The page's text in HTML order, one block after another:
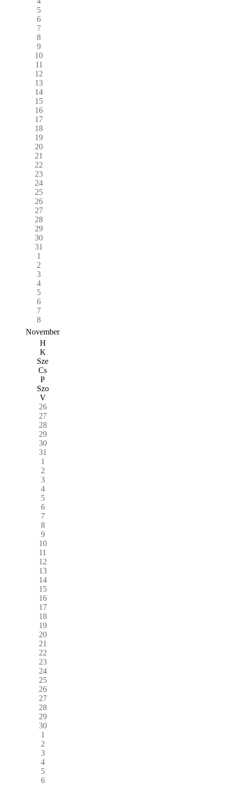
5
6
7
8
9
10
11
12
13
14
15
16
17
18
19
20
21
22
23
24
25
26
27
28
29
30
31
1
2
3
4
5
6
7
8
November
H
K
Sze
Cs
P
Szo
V
26
27
28
29
30
31
1
2
3
4
5
6
7
8
9
10
11
12
13
14
15
16
17
18
19
20
21
22
23
24
25
26
27
28
29
30
1
2
3
4
5
6